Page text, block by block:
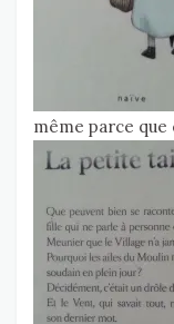
même parce que